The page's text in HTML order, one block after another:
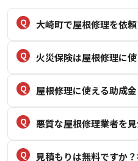
大崎町で屋根修理を依
火災保険は屋根修理に
屋根修理に使える助成
悪質な屋根修理業者を
見積もりは無料ですか